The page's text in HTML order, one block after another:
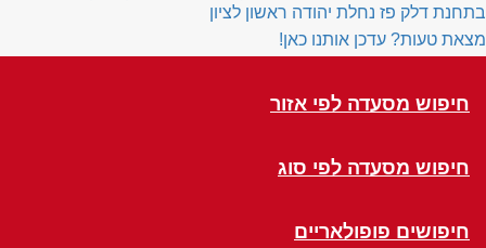
בתחנת דלק פז נחלת יהודה ראשון לציון
מצאת טעות? עדכן אותנו כאן!
חיפוש מסעדה לפי אזור
חיפוש מסעדה לפי סוג
חיפושים פופולאריים